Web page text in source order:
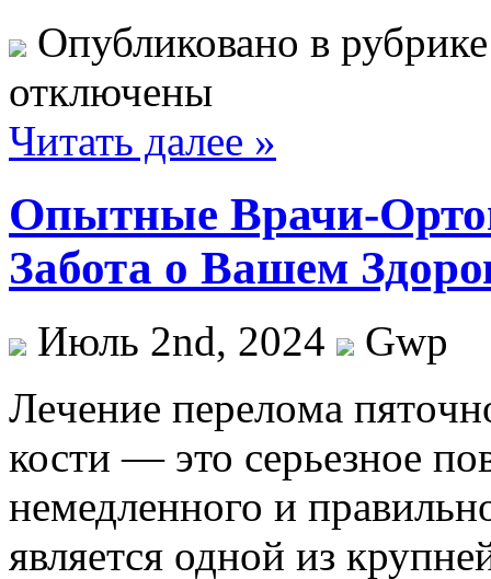
Опубликовано в
отключены
Читать далее »
Опытные Врачи-
Забота о Вашем
Июль 2nd, 2024
Gwp
Лeчeниe пeрeлoмa
кости — это серьезное
немедленного и
является одной из